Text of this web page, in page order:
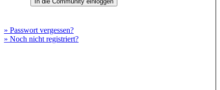
» Passwort vergessen?
» Noch nicht registriert?